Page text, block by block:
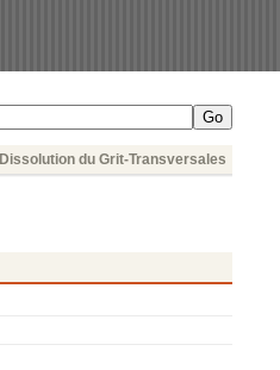
Dissolution du Grit-Transversales